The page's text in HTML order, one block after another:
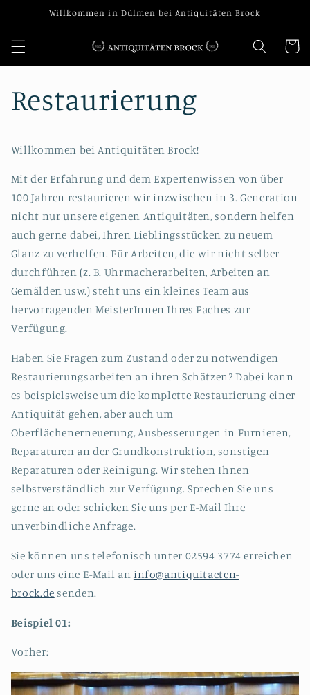
Willkommen in Dülmen bei Antiquitäten Brock
Restaurierung
Willkommen bei Antiquitäten Brock!
Mit der Erfahrung und dem Expertenwissen von über
100 Jahren restaurieren wir inzwischen in 3. Generation
nicht nur unsere eigenen Antiquitäten, sondern helfen
auch gerne dabei, Ihren Lieblingsstücken zu neuem
Glanz zu verhelfen. Für Arbeiten, die wir nicht selber
durchführen (z. B. Uhrmacherarbeiten, Arbeiten an
Gemälden usw.) steht uns ein kleines Team aus
hervorragenden MeisterInnen Ihres Faches zur
Verfügung.
Haben Sie Fragen zum Zustand oder zu notwendigen
Restaurierungsarbeiten an ihren Schätzen? Dabei kann
es beispielsweise um die komplette Restaurierung einer
Antiquität gehen, aber auch um
Oberflächenerneuerung, Ausbesserungen in Furnieren,
Reparaturen an der Grundkonstruktion, sonstigen
Reparaturen oder Reinigung. Wir stehen Ihnen
selbstverständlich zur Verfügung. Sprechen Sie uns
gerne an oder schicken Sie uns per E-Mail Ihre
unverbindliche Anfrage.
Sie können uns telefonisch unter 02594 3774 erreichen
oder uns eine E-Mail an info@antiquitaeten-
brock.de senden.
Beispiel 01:
Vorher: